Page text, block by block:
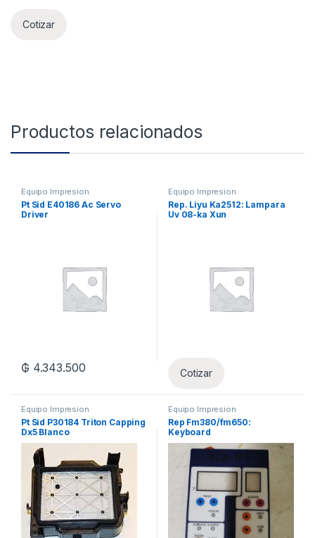
Cotizar
Productos relacionados
Equipo Impresion
Pt Sid E40186 Ac Servo
Driver
₲ 4.343.500
Equipo Impresion
Rep. Liyu Ka2512: Lampara
Uv 08-ka Xun
Cotizar
Equipo Impresion
Pt Sid P30184 Triton Capping
Dx5 Blanco
Equipo Impresion
Rep Fm380/fm650:
Keyboard